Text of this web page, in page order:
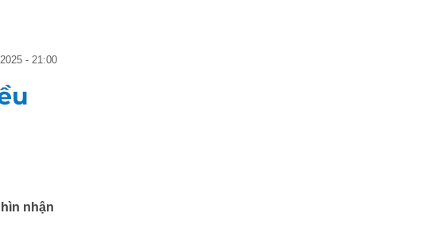
- 21:00
nhận